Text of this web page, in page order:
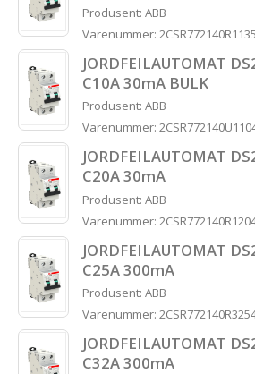
Produsent: ABB
Varenummer: 2CSR772140R1135
JORDFEILAUTOMAT
C10A 30mA BULK
Produsent: ABB
Varenummer:
JORDFEILAUTOMAT
C20A 30mA
Produsent: ABB
Varenummer:
JORDFEILAUTOMAT
C25A 300mA
Produsent: ABB
Varenummer:
JORDFEILAUTOMAT
C32A 300mA